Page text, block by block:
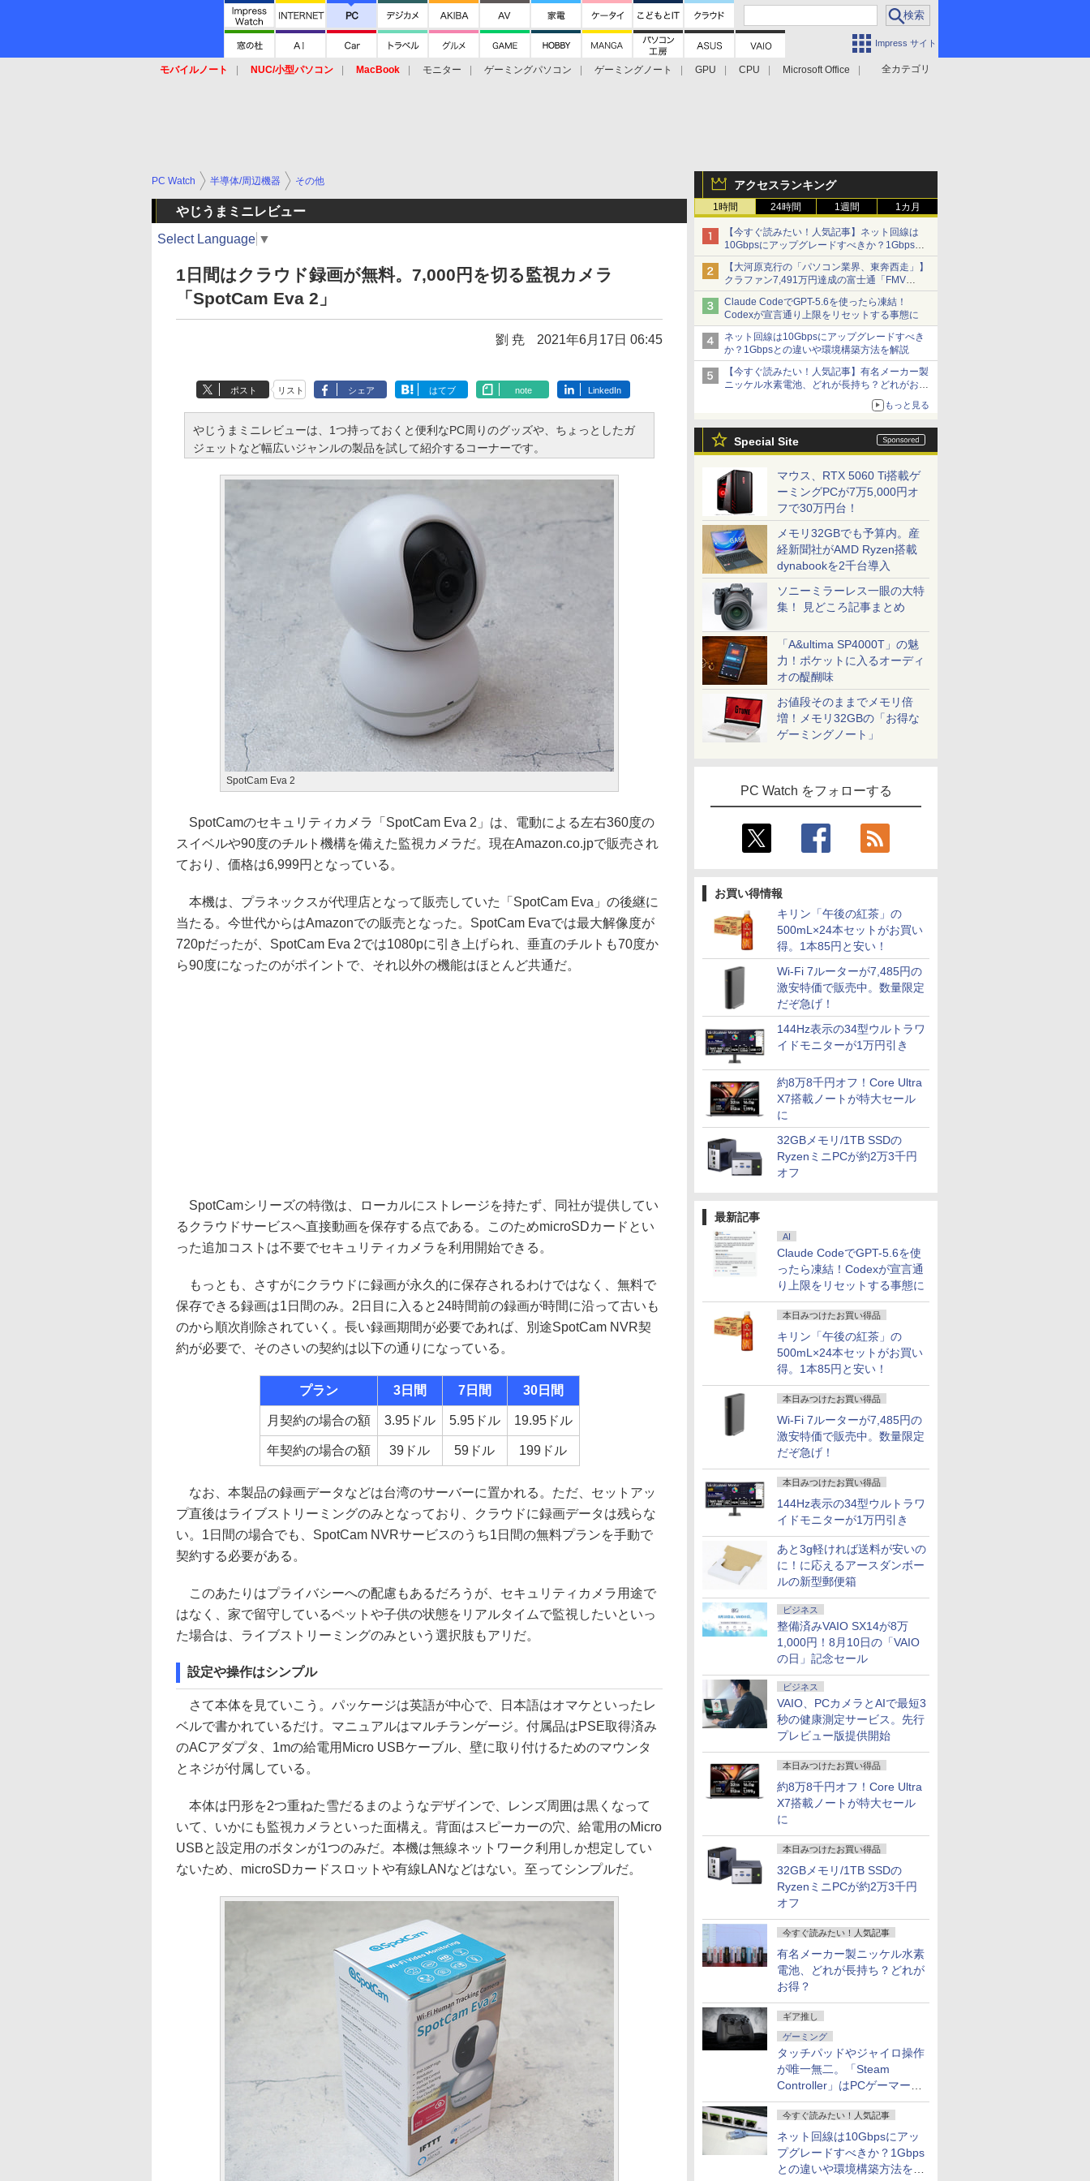
Impress サイト
全カテゴリ
モバイルノート NUC/小型パソコン MacBook モニター ゲーミングパソコン ゲーミングノート GPU CPU
Microsoft Office
アクセスランキング
1時間 24時間 1週間 1カ月
【今すぐ読みたい！人気記事】ネット回線は
10Gbpsにアップグレードすべきか？1Gbpsと
の違いや環境構築方法を解説 - PC Watch
【大河原克行の「パソコン業界、東奔西走」】
クラファン7,491万円達成の富士通「FMV
Keyboard X」、極限の静音化を追求
Claude CodeでGPT-5.6を使ったら凍結！
Codexが宣言通り上限をリセットする事態に
ネット回線は10Gbpsにアップグレードすべき
か？1Gbpsとの違いや環境構築方法を解説
【今すぐ読みたい！人気記事】有名メーカー製
ニッケル水素電池、どれが長持ち？どれがお
もっと見る
Special Site
マウス、RTX 5060 Ti搭載ゲ
ーミングPCが7万5,000円オ
フで30万円台！
メモリ32GBでも予算内。産
経新聞社がAMD Ryzen搭載
dynabookを2千台導入
ソニーミラーレス一眼の大特
集！ 見どころ記事まとめ
「A&ultima SP4000T」の魅
力！ポケットに入るオーディ
オの醍醐味
お値段そのままでメモリ倍
増！メモリ32GBの「お得な
ゲーミングノート」
PC Watch をフォローする
お買い得情報
キリン「午後の紅茶」の
500mL×24本セットがお買い
得。1本85円と安い！
Wi-Fi 7ルーターが7,485円の
激安特価で販売中。数量限定
だぞ急げ！
144Hz表示の34型ウルトラワ
イドモニターが1万円引き
約8万8千円オフ！Core Ultra
X7搭載ノートが特大セール
に
32GBメモリ/1TB SSDの
RyzenミニPCが約2万3千円
オフ
最新記事
AI
Claude CodeでGPT-5.6を使
ったら凍結！Codexが宣言通
り上限をリセットする事態に
本日みつけたお買い得品
キリン「午後の紅茶」の
500mL×24本セットがお買い
得。1本85円と安い！
本日みつけたお買い得品
Wi-Fi 7ルーターが7,485円の
激安特価で販売中。数量限定
だぞ急げ！
本日みつけたお買い得品
144Hz表示の34型ウルトラワ
イドモニターが1万円引き
あと3g軽ければ送料が安いの
に！に応えるアースダンボー
ルの新型郵便箱
ビジネス
整備済みVAIO SX14が8万
1,000円！8月10日の「VAIO
の日」記念セール
ビジネス
VAIO、PCカメラとAIで最短3
秒の健康測定サービス。先行
プレビュー版提供開始
本日みつけたお買い得品
約8万8千円オフ！Core Ultra
X7搭載ノートが特大セール
に
本日みつけたお買い得品
32GBメモリ/1TB SSDの
RyzenミニPCが約2万3千円
オフ
今すぐ読みたい！人気記事
有名メーカー製ニッケル水素
電池、どれが長持ち？どれが
お得？
ギア推し
ゲーミング
タッチパッドやジャイロ操作
が唯一無二。「Steam
Controller」はPCゲーマーの
最適解だ
今すぐ読みたい！人気記事
ネット回線は10Gbpsにアッ
プグレードすべきか？1Gbps
との違いや環境構築方法を解
PC Watch 半導体/周辺機器 その他
やじうまミニレビュー
Select Language ▼
1日間はクラウド録画が無料。7,000円を切る監視カメラ
「SpotCam Eva 2」
劉 尭 2021年6月17日 06:45
ポスト リスト シェア はてブ note LinkedIn
やじうまミニレビューは、1つ持っておくと便利なPC周りのグッズや、ちょっとしたガ
ジェットなど幅広いジャンルの製品を試して紹介するコーナーです。
SpotCam Eva 2
SpotCamのセキュリティカメラ「SpotCam Eva 2」は、電動による左右360度の
スイベルや90度のチルト機構を備えた監視カメラだ。現在Amazon.co.jpで販売され
ており、価格は6,999円となっている。
本機は、プラネックスが代理店となって販売していた「SpotCam Eva」の後継に
当たる。今世代からはAmazonでの販売となった。SpotCam Evaでは最大解像度が
720pだったが、SpotCam Eva 2では1080pに引き上げられ、垂直のチルトも70度か
ら90度になったのがポイントで、それ以外の機能はほとんど共通だ。
SpotCamシリーズの特徴は、ローカルにストレージを持たず、同社が提供してい
るクラウドサービスへ直接動画を保存する点である。このためmicroSDカードとい
った追加コストは不要でセキュリティカメラを利用開始できる。
もっとも、さすがにクラウドに録画が永久的に保存されるわけではなく、無料で
保存できる録画は1日間のみ。2日目に入ると24時間前の録画が時間に沿って古いも
のから順次削除されていく。長い録画期間が必要であれば、別途SpotCam NVR契
約が必要で、そのさいの契約は以下の通りになっている。
プラン 3日間 7日間 30日間
月契約の場合の額 3.95ドル 5.95ドル 19.95ドル
年契約の場合の額 39ドル 59ドル 199ドル
なお、本製品の録画データなどは台湾のサーバーに置かれる。ただ、セットアッ
プ直後はライブストリーミングのみとなっており、クラウドに録画データは残らな
い。1日間の場合でも、SpotCam NVRサービスのうち1日間の無料プランを手動で
契約する必要がある。
このあたりはプライバシーへの配慮もあるだろうが、セキュリティカメラ用途で
はなく、家で留守しているペットや子供の状態をリアルタイムで監視したいといっ
た場合は、ライブストリーミングのみという選択肢もアリだ。
設定や操作はシンプル
さて本体を見ていこう。パッケージは英語が中心で、日本語はオマケといったレ
ベルで書かれているだけ。マニュアルはマルチランゲージ。付属品はPSE取得済み
のACアダプタ、1mの給電用Micro USBケーブル、壁に取り付けるためのマウンタ
とネジが付属している。
本体は円形を2つ重ねた雪だるまのようなデザインで、レンズ周囲は黒くなって
いて、いかにも監視カメラといった面構え。背面はスピーカーの穴、給電用のMicro
USBと設定用のボタンが1つのみだ。本機は無線ネットワーク利用しか想定してい
ないため、microSDカードスロットや有線LANなどはない。至ってシンプルだ。